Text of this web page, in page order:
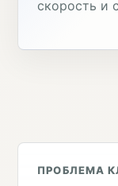
скорость и
ПРОБЛЕМА